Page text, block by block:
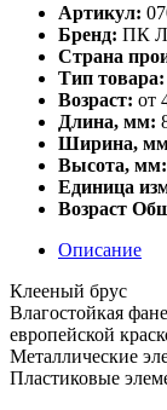
Артикул:
Бренд: ПК
Страна
Тип товара:
Возраст: от
Длина, мм:
Ширина,
Высота, мм:
Единица
Возраст
Описание
Клееный брус
Влагостойкая
европейской
Металлические
Пластиковые